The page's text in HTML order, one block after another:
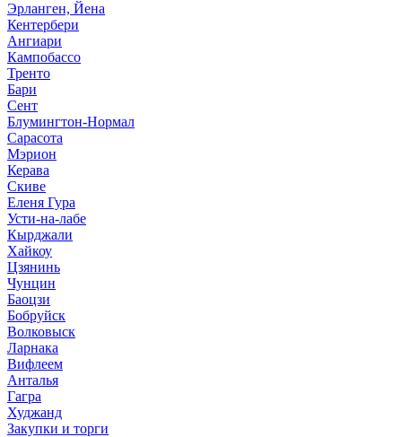
Эрланген, Йена
Кентербери
Ангиари
Кампобассо
Тренто
Бари
Сент
Блумингтон-Нормал
Сарасота
Мэрион
Керава
Скиве
Еленя Гура
Усти-на-лабе
Кырджали
Хайкоу
Цзянинь
Чунцин
Баоцзи
Бобруйск
Волковыск
Ларнака
Вифлеем
Анталья
Гагра
Худжанд
Закупки и торги